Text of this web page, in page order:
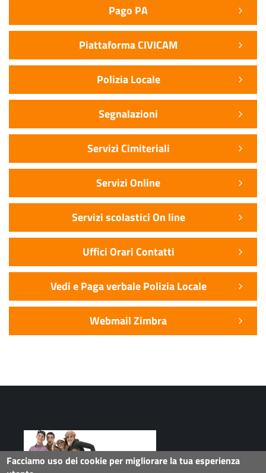
Pago PA
Piattaforma CIVICAM
Polizia Locale
Segnalazioni
Servizi Cimiteriali
Servizi Online
Servizi scolastici On line
Uffici Orari Contatti
Vedi e Paga verbale Polizia Locale
Webmail Zimbra
Facciamo uso dei cookie per migliorare la tua esperienza